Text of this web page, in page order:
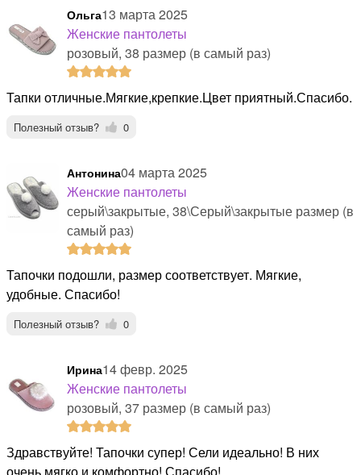
Ольга13 марта 2025
Женские пантолеты
розовый, 38 размер (в самый раз)
Тапки отличные.Мягкие,крепкие.Цвет приятный.Спасибо.
Полезный отзыв? 0
Антонина04 марта 2025
Женские пантолеты
серый\закрытые, 38\Серый\закрытые размер (в
самый раз)
Тапочки подошли, размер соответствует. Мягкие,
удобные. Спасибо!
Полезный отзыв? 0
Ирина14 февр. 2025
Женские пантолеты
розовый, 37 размер (в самый раз)
Здравствуйте! Тапочки супер! Сели идеально! В них